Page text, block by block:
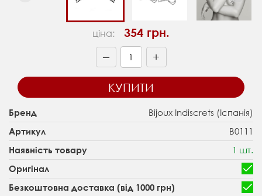
ціна: 354 грн.
— +
КУПИТИ
Бренд Bijoux Indiscrets (Іспанія)
Артикул B0111
Наявність товару 1 шт.
Оригінал
Безкоштовна доставка (від 1000 грн)